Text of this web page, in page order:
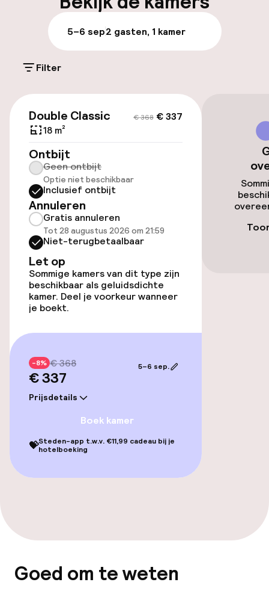
Bagageruimte
Parkeren & mobiliteit
Luchthavenshuttle
Toegankelijkheid
Lift
Kamers
Familiekamers beschikbaar
Eet- en drinkdiensten
Roomservice
Faciliteiten en diensten voor kinderen
Schoonmaakvoorzieningen
5–6 sep2 gasten, 1 kamer
Filter
€ 368 € 337
Double Classic
18 m²
Ontbijt
Geen ontbijt
Optie niet beschikbaar
Inclusief ontbijt
Annuleren
Gratis annuleren
Tot 28 augustus 2026 om 21:59
Niet-terugbetaalbaar
Let op
Sommige kamers van dit type zijn
beschikbaar als geluidsdichte
kamer. Deel je voorkeur wanneer
je boekt.
-8% € 368
€ 337
Prijsdetails
5–6 sep.
Boek kamer
💝Steden-app t.w.v. €11,99 cadeau bij je
hotelboeking
Goed om te weten